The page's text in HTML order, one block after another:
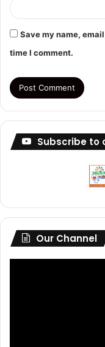
Save my name,
time I comment.
Subscribe to
Our Channel